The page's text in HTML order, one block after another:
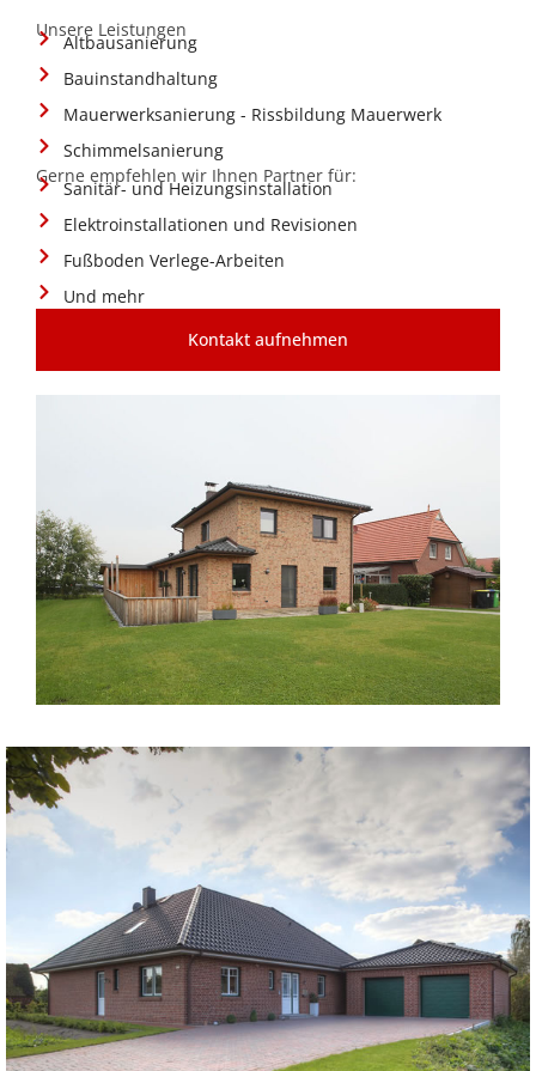
Unsere Leistungen
Altbausanierung
Bauinstandhaltung
Mauerwerksanierung - Rissbildung Mauerwerk
Schimmelsanierung
Gerne empfehlen wir Ihnen Partner für:
Sanitär- und Heizungsinstallation
Elektroinstallationen und Revisionen
Fußboden Verlege-Arbeiten
Und mehr
Kontakt aufnehmen